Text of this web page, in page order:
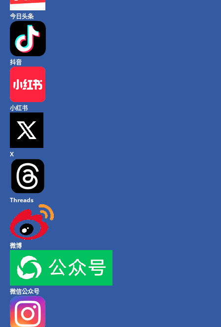
今日头条
抖音
小红书
X
Threads
微博
微信公众号